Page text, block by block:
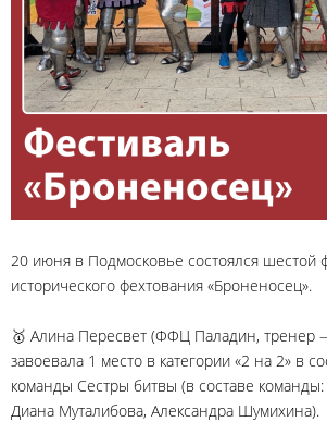
20 июня в Подмосковье состоялся шестой
исторического фехтования «Броненосец».
🥇 Алина Пересвет (ФФЦ Паладин, тренер
завоевала 1 место в категории «2 на 2» в
команды Сестры битвы (в составе
Диана Муталибова, Александра Шумихина).